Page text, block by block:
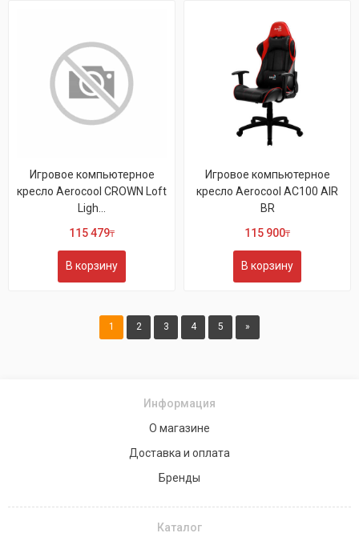
Игровое компьютерное
кресло Aerocool CROWN Loft
Ligh...
115 479₸
В корзину
Игровое компьютерное
кресло Aerocool AC100 AIR
BR
115 900₸
В корзину
1 2 3 4 5 »
Информация
О магазине
Доставка и оплата
Бренды
Каталог